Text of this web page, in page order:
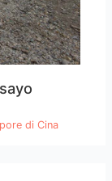
di Cina